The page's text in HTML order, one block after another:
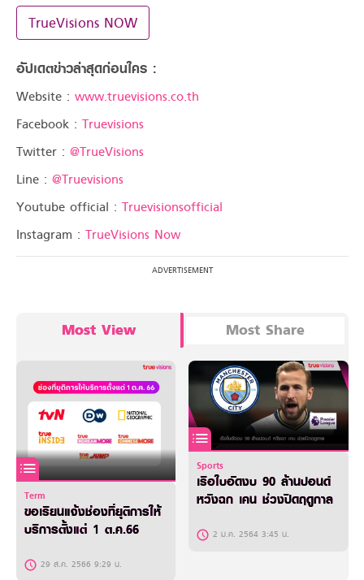
TrueVisions NOW
อัปเดตข่าวล่าสุดก่อนใคร :
Website : www.truevisions.co.th
Facebook : Truevisions
Twitter : @TrueVisions
Line : @Truevisions
Youtube official : Truevisionsofficial
Instagram : TrueVisions Now
Most View Most Share
Term
ขอเรียนแจ้งช่องที่ยุติการให้
บริการตั้งแต่ 1 ต.ค.66
29 ส.ค. 2566 9:29 น.
Sports
เรือใบอัดงบ 90 ล้านปอนด์
หวังฉก เคน ช่วงปิดฤดูกาล
2 ม.ค. 2564 3:45 น.